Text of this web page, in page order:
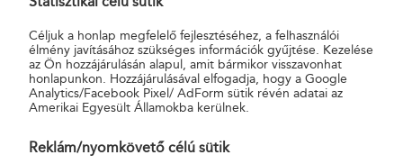
függő ügynöki engedélyének száma: H-EN-III-274/2019.
Az állampapírt értékesítő posták listája megtalálható a
PostakeresőbenCsekkbefizetés, pénzügyi és befektetési
szolgáltatások kategóriában, a „Dematerializált állampapírok”
címkére szűrve.
Céljuk a honlap megfelelő fejlesztéséhez, a felhasználói
élmény javításához szükséges információk gyűjtése. Kezelése
az Ön hozzájárulásán alapul, amit bármikor visszavonhat
honlapunkon. Hozzájárulásával elfogadja, hogy a Google
Analytics/Facebook Pixel/ AdForm sütik révén adatai az
Amerikai Egyesült Államokba kerülnek.
Reklám/nyomkövető célú sütik